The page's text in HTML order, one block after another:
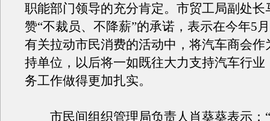
职能部门领导的充分肯定。市贸工局副处长
赞“不裁员、不降薪”的承诺，表示在今年5
有关拉动市民消费的活动中，将汽车商会作
持单位，以后将一如既往大力支持汽车行业
务工作做得更加扎实。
市民间组织管理局负责人肖葵葵表示：